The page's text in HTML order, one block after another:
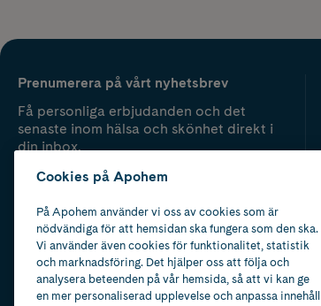
Prenumerera på vårt nyhetsbrev
Få personliga erbjudanden och det
senaste inom hälsa och skönhet direkt i
din inbox.
Cookies på Apohem
På Apohem använder vi oss av cookies som är
nödvändiga för att hemsidan ska fungera som den ska.
Vi använder även cookies för funktionalitet, statistik
och marknadsföring. Det hjälper oss att följa och
analysera beteenden på vår hemsida, så att vi kan ge
en mer personaliserad upplevelse och anpassa innehåll